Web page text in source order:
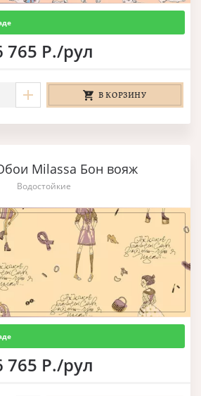
765 Р./рул
В КОРЗИНУ
Milassa Бон вояж
Водостойкие
765 Р./рул